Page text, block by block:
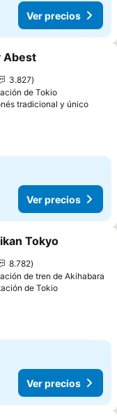
Ver precios
favoritos
Abest
3.827
de Tokio
tradicional y único
Ver precios
favoritos
Tokyo
8.782
de tren de Akihabara
de Tokio
Ver precios